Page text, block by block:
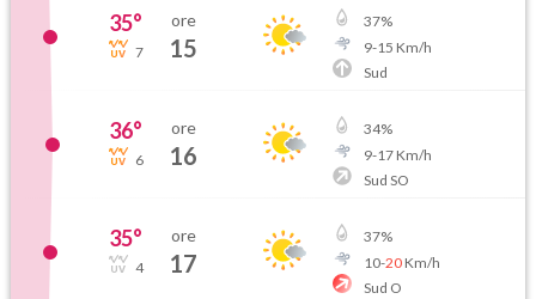
35°
7
ore
15
37%
9-15 Km/h
Sud
36°
6
ore
16
34%
9-17Km/h
Sud SO
35°
4
ore
17
37%
10-20Km/h
Sud O